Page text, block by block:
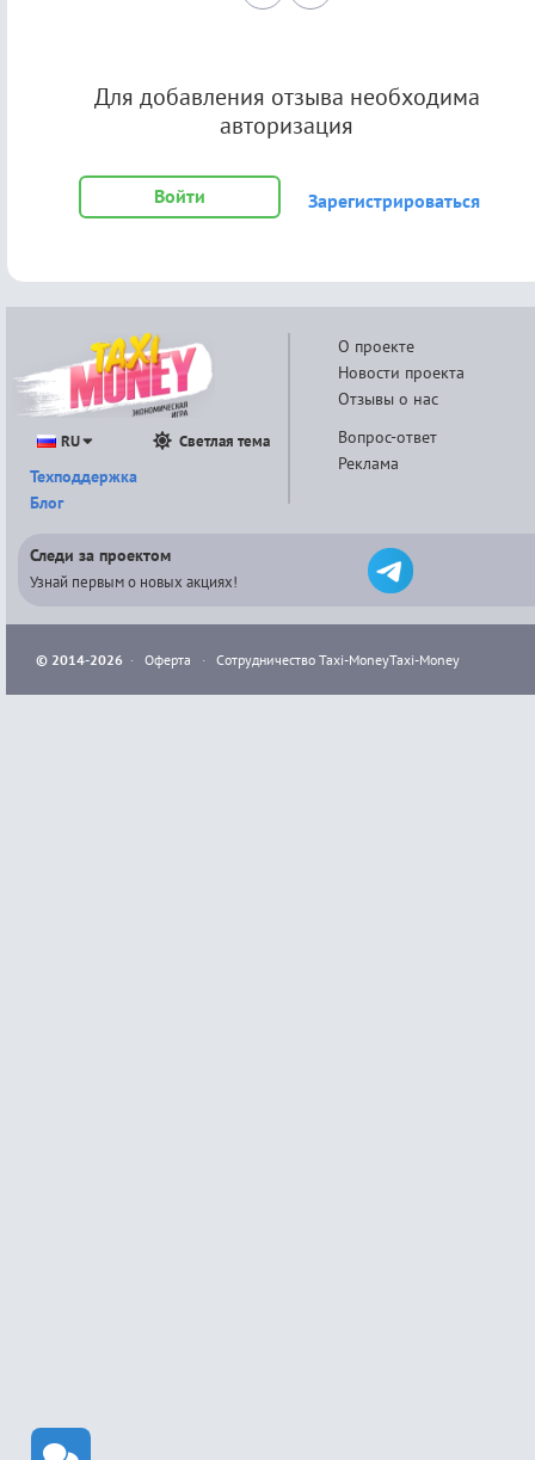
Для добавления отзыва необходима
авторизация
Войти Зарегистрироваться
О проекте
Новости проекта
Отзывы о нас
Вопрос-ответ
Реклама
RU Светлая тема
Техподдержка
Блог
Следи за проектом
Узнай первым о новых акциях!
© 2014-2026 · Оферта · Сотрудничество Taxi-MoneyTaxi-Money